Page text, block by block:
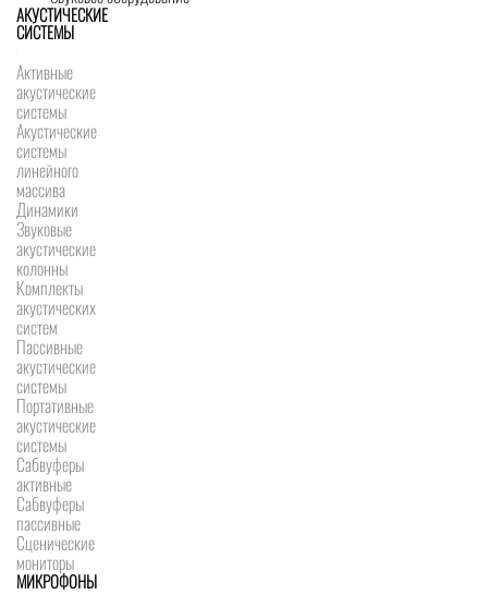
АКУСТИЧЕСКИЕ
СИСТЕМЫ
Активные
акустические
системы
Акустические
системы
линейного
массива
Динамики
Звуковые
акустические
колонны
Комплекты
акустических
систем
Пассивные
акустические
системы
Портативные
акустические
системы
Сабвуферы
активные
Сабвуферы
пассивные
Сценические
мониторы
МИКРОФОНЫ